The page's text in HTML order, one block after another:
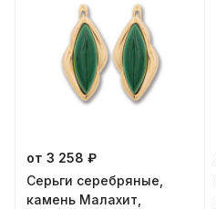
от 3 258 ₽
Серьги серебряные,
камень Малахит,